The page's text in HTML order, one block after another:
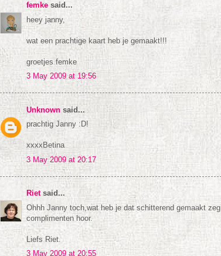
femke said...
heey janny,
wat een prachtige kaart heb je gemaakt!!!
groetjes femke
3 May 2009 at 19:56
Unknown said...
prachtig Janny :D!
xxxxBetina
3 May 2009 at 20:17
Rietsaid...
Ohhh Janny toch,wat heb je dat schitterend gemaakt zeg.
complimenten hoor.
Liefs Riet.
3 May 2009 at 20:55